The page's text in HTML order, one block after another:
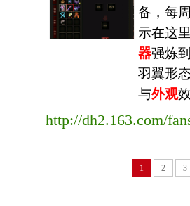
备，每
示在这
器强炼
羽翼形
与外观
http://dh2.163.com/
1 2 3